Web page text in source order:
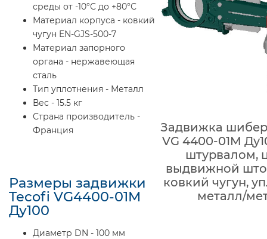
среды от -10°С до +80°С
Материал корпуса - ковкий
чугун EN-GJS-500-7
Материал запорного
органа - нержавеющая
сталь
Тип уплотнения - Металл
Вес - 15.5 кг
Страна производитель -
Франция
Размеры задвижки
Tecofi VG4400-01M
Ду100
Диаметр DN - 100 мм
Задвижка
VG 4400-01M
штурвалом,
выдвижной
ковкий чугун,
металл/